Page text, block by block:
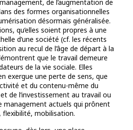
de l’augmentation de
des formes organisationnelles
désormais généralisée.
qu’elles soient propres à une
d’une société (cf. les récents
au recul de l’âge de départ à la
que le travail demeure
de la vie sociale. Elles
exergue une perte de sens, que
et du contenu-même du
de l’investissement au travail ou
management actuels qui prônent
mobilisation.